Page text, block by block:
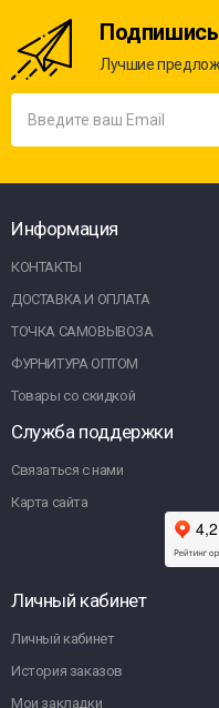
Лучшие
Информация
КОНТАКТЫ
ДОСТАВКА И ОПЛАТА
ТОЧКА САМОВЫВОЗА
ФУРНИТУРА ОПТОМ
Товары со скидкой
Служба поддержки
Связаться с нами
Карта сайта
Личный кабинет
Личный кабинет
История заказов
Мои закладки